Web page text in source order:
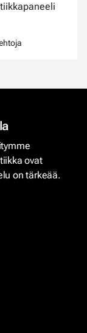
ovat
on tärkeää.